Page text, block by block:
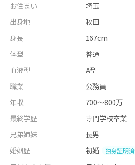
お住まい
埼玉
出身地
秋田
身長
167cm
体型
普通
血液型
A型
職業
公務員
年収
700～800万
最終学歴
専門学校卒業
兄弟姉妹
長男
婚姻歴
初婚 独身証明済